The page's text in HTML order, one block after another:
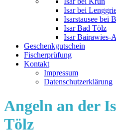
Isar bei
Isarstausee bei
Isar Bad Tölz
Isar Bairawies-
Geschenkgutschein
Fischerprüfung
Kontakt
Impressum
Datenschutzerklärung
Angeln an der
Tölz